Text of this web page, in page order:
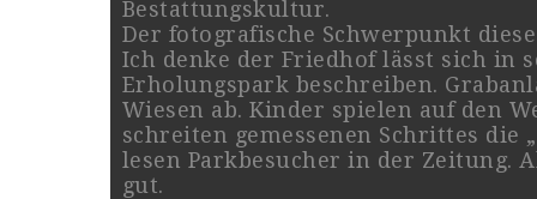
Bestattungskultur.
Der fotografische Schwerpunkt
Ich denke der Friedhof lässt sich in
Erholungspark beschreiben.
Wiesen ab. Kinder spielen auf den
schreiten gemessenen Schrittes die
lesen Parkbesucher in der Zeitung.
gut.